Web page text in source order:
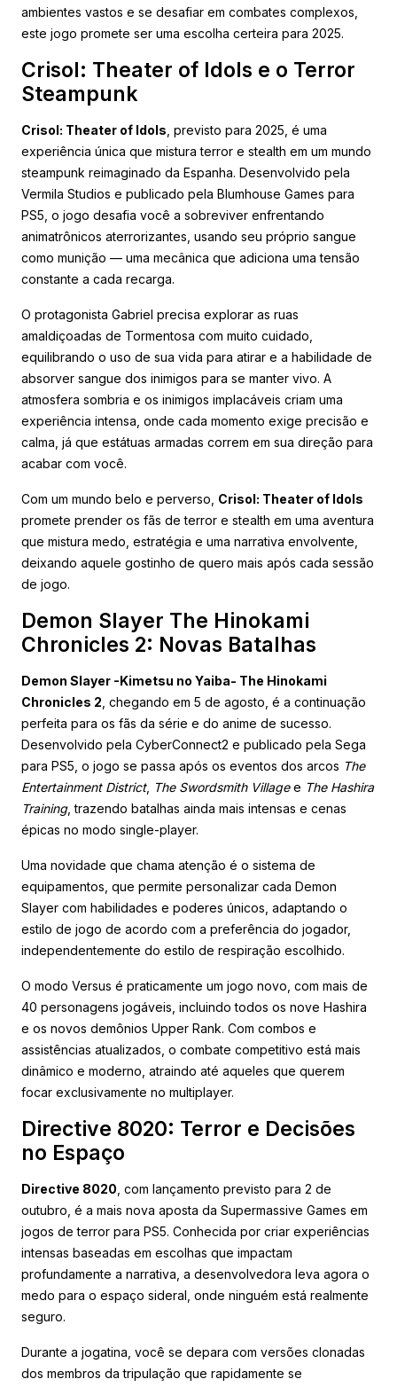
ambientes vastos e se desafiar em combates complexos,
este jogo promete ser uma escolha certeira para 2025.
Crisol: Theater of Idols e o Terror
Steampunk
Crisol: Theater of Idols , previsto para 2025, é uma
experiência única que mistura terror e stealth em um mundo
steampunk reimaginado da Espanha. Desenvolvido pela
Vermila Studios e publicado pela Blumhouse Games para
PS5, o jogo desafia você a sobreviver enfrentando
animatrônicos aterrorizantes, usando seu próprio sangue
como munição — uma mecânica que adiciona uma tensão
constante a cada recarga.
O protagonista Gabriel precisa explorar as ruas
amaldiçoadas de Tormentosa com muito cuidado,
equilibrando o uso de sua vida para atirar e a habilidade de
absorver sangue dos inimigos para se manter vivo. A
atmosfera sombria e os inimigos implacáveis criam uma
experiência intensa, onde cada momento exige precisão e
calma, já que estátuas armadas correm em sua direção para
acabar com você.
Com um mundo belo e perverso, Crisol: Theater of Idols
promete prender os fãs de terror e stealth em uma aventura
que mistura medo, estratégia e uma narrativa envolvente,
deixando aquele gostinho de quero mais após cada sessão
de jogo.
Demon Slayer The Hinokami
Chronicles 2: Novas Batalhas
Demon Slayer -Kimetsu no Yaiba- The Hinokami
Chronicles 2 , chegando em 5 de agosto, é a continuação
perfeita para os fãs da série e do anime de sucesso.
Desenvolvido pela CyberConnect2 e publicado pela Sega
para PS5, o jogo se passa após os eventos dos arcos The
Entertainment District, The Swordsmith Villagee The Hashira
Training, trazendo batalhas ainda mais intensas e cenas
épicas no modo single-player.
Uma novidade que chama atenção é o sistema de
equipamentos, que permite personalizar cada Demon
Slayer com habilidades e poderes únicos, adaptando o
estilo de jogo de acordo com a preferência do jogador,
independentemente do estilo de respiração escolhido.
O modo Versus é praticamente um jogo novo, com mais de
40 personagens jogáveis, incluindo todos os nove Hashira
e os novos demônios Upper Rank. Com combos e
assistências atualizados, o combate competitivo está mais
dinâmico e moderno, atraindo até aqueles que querem
focar exclusivamente no multiplayer.
Directive 8020: Terror e Decisões
no Espaço
Directive 8020 , com lançamento previsto para 2 de
outubro, é a mais nova aposta da Supermassive Games em
jogos de terror para PS5. Conhecida por criar experiências
intensas baseadas em escolhas que impactam
profundamente a narrativa, a desenvolvedora leva agora o
medo para o espaço sideral, onde ninguém está realmente
seguro.
Durante a jogatina, você se depara com versões clonadas
dos membros da tripulação que rapidamente se